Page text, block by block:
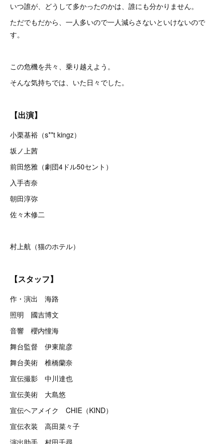
いつ誰が、どうして多かったのかは、誰にも分かりません。
ただでもだから、一人多いので一人減らさないといけないので
す。
この危機を共々、乗り越えよう。
そんな気持ちでは、いた日々でした。
【出演】
小栗基裕（s**t kingz）
坂ノ上茜
前田悠雅（劇団4ドル50セント）
入手杏奈
朝田淳弥
佐々木修二
村上航（猫のホテル）
【スタッフ】
作・演出 海路
照明 國吉博文
音響 櫻内憧海
舞台監督 伊東龍彦
舞台美術 椎橋蘭奈
宣伝撮影 中川達也
宣伝美術 大島悠
宣伝ヘアメイク CHIE（KIND）
宣伝衣装 高田菜々子
演出助手 村田千尋